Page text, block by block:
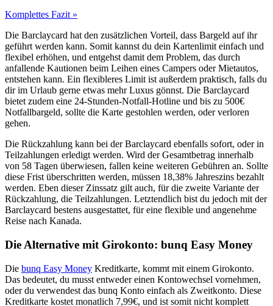
Komplettes Fazit »
Die Barclaycard hat den zusätzlichen Vorteil, dass Bargeld auf ihr
geführt werden kann. Somit kannst du dein Kartenlimit einfach und
flexibel erhöhen, und entgehst damit dem Problem, das durch
anfallende Kautionen beim Leihen eines Campers oder Mietautos,
entstehen kann. Ein flexibleres Limit ist außerdem praktisch, falls du
dir im Urlaub gerne etwas mehr Luxus gönnst. Die Barclaycard
bietet zudem eine 24-Stunden-Notfall-Hotline und bis zu 500€
Notfallbargeld, sollte die Karte gestohlen werden, oder verloren
gehen.
Die Rückzahlung kann bei der Barclaycard ebenfalls sofort, oder in
Teilzahlungen erledigt werden. Wird der Gesamtbetrag innerhalb
von 58 Tagen überwiesen, fallen keine weiteren Gebühren an. Sollte
diese Frist überschritten werden, müssen 18,38% Jahreszins bezahlt
werden. Eben dieser Zinssatz gilt auch, für die zweite Variante der
Rückzahlung, die Teilzahlungen. Letztendlich bist du jedoch mit der
Barclaycard bestens ausgestattet, für eine flexible und angenehme
Reise nach Kanada.
Die Alternative mit Girokonto: bunq Easy Money
Die bunq Easy Money Kreditkarte, kommt mit einem Girokonto.
Das bedeutet, du musst entweder einen Kontowechsel vornehmen,
oder du verwendest das bunq Konto einfach als Zweitkonto. Diese
Kreditkarte kostet monatlich 7,99€, und ist somit nicht komplett